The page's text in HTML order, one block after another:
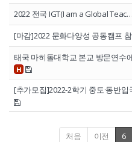
2022 전국 IGT(I am a Global Teac…
[마감]2022 문화다양성 공동캠프
태국 마히돌대학교 본교 방문연수
H
[추가모집]2022-2학기 중도·동반
처음 이전 6